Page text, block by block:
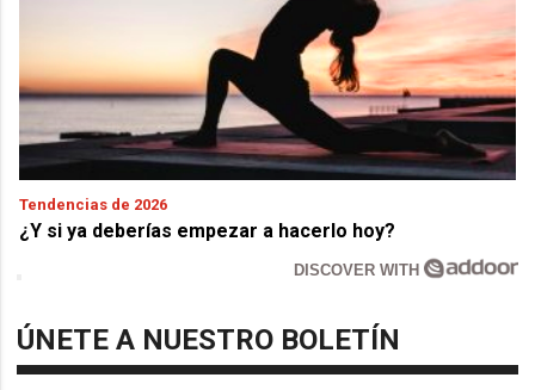
Tendencias de 2026
¿Y si ya deberías empezar a hacerlo hoy?
DISCOVER WITH
ÚNETE A NUESTRO BOLETÍN